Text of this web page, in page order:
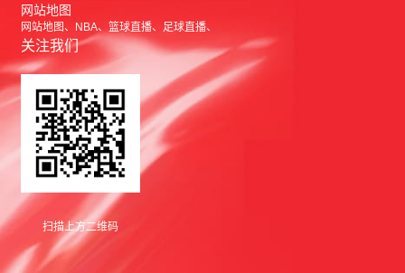
网站地图
网站地图 NBA 篮球直播 足球直播
关注我们
扫描上方二维码